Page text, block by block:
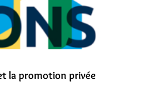
la promotion privée